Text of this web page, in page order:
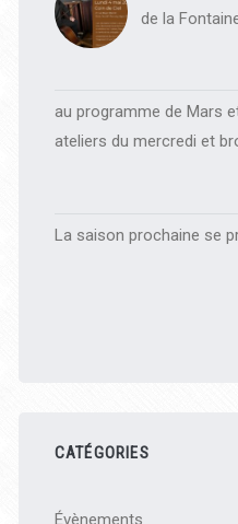
de la
au programme de Mars
ateliers du mercredi et
La saison prochaine se
CATÉGORIES
Évènements